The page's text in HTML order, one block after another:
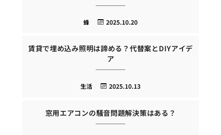
2025.10.20
蜂
賃貸で埋め込み照明は諦める？代替案とDIYアイデ
ア
2025.10.13
生活
窓用エアコンの騒音問題解決策はある？